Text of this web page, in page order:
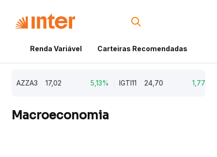
Renda Variável Carteiras Recomendadas
AZZA3 17,02 5,13% IGTI11 24,70 1,77%
Macroeconomia